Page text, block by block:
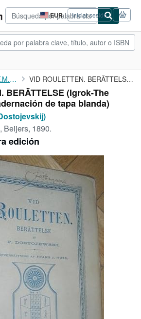
EUR
Preferencias
de
compra
del
Iniciar sesión
CERRAR
Dostoevsky, F.M. (Dostojevskij) VID ROULETTEN. BERÄTTELSE (Igrok-The Gambler)
BERÄTTELSE (Igrok-The
de tapa blanda)
Beijers, 1890.
edición